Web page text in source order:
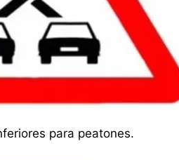
para peatones.